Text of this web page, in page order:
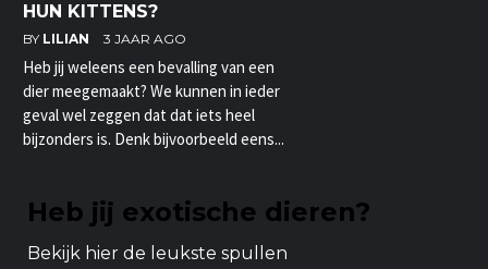
HUN KITTENS?
BY LILIAN 3 JAAR AGO
Heb jij weleens een bevalling van een
dier meegemaakt? We kunnen in ieder
geval wel zeggen dat dat iets heel
bijzonders is. Denk bijvoorbeeld eens...
Heb jij exotische dieren?
Bekijk hier de leukste spullen